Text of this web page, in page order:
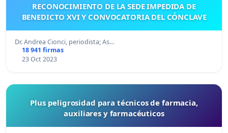
RECONOCIMIENTO DE LA SEDE IMPEDIDA DE
BENEDICTO XVI Y CONVOCATORIA DEL CÓNCLAVE
Dr. Andrea Cionci, periodista; As…
18 941 firmas
23 Oct 2023
Plus peligrosidad para técnicos de farmacia,
auxiliares y farmacéuticos